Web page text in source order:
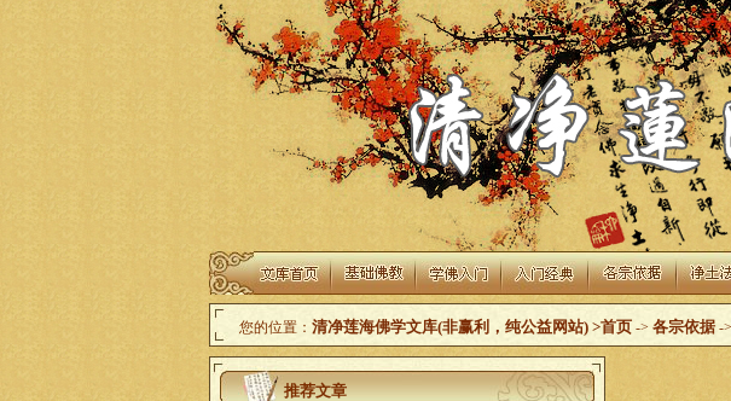
您的位置： 清净莲海佛学文库(非赢利，纯公益网站) >首页 -> 各宗依据->
推荐文章